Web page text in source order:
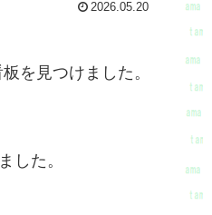
2026.05.20
を見つけました。
した。